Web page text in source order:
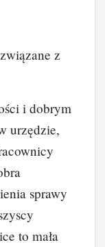
z
i dobrym
urzędzie,
sprawy
to mała